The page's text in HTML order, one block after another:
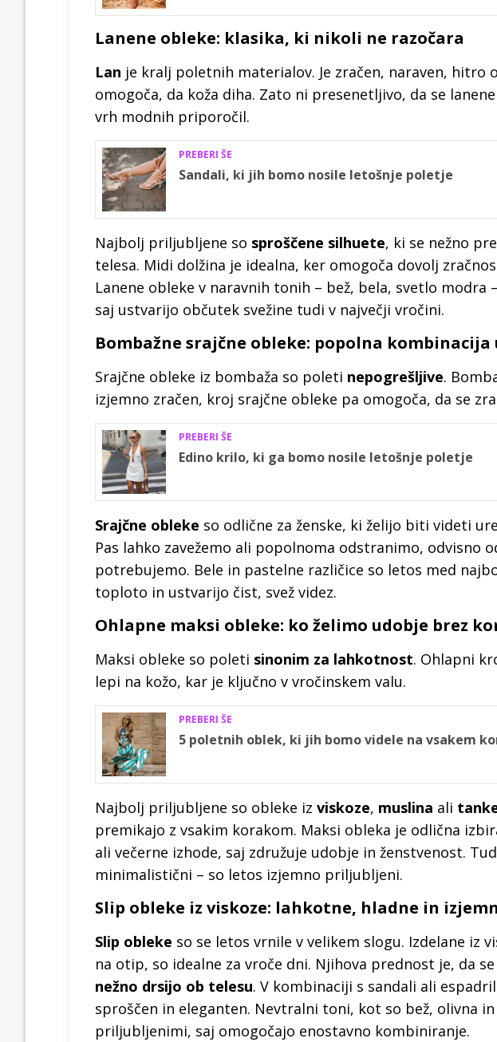
Lanene obleke: klasika, ki nikoli ne razočara
Lan je kralj poletnih materialov. Je zračen, naraven,
omogoča, da koža diha. Zato ni presenetljivo, da se
vrh modnih priporočil.
PREBERI ŠE
Sandali, ki jih bomo nosile letošnje poletje
Najbolj priljubljene so sproščene silhuete, ki se nežno
telesa. Midi dolžina je idealna, ker omogoča dovolj
Lanene obleke v naravnih tonih – bež, bela, svetlo modra
saj ustvarijo občutek svežine tudi v največji vročini.
Bombažne srajčne obleke: popolna kombinacija
Srajčne obleke iz bombaža so poleti nepogrešljive.
izjemno zračen, kroj srajčne obleke pa omogoča, da se
PREBERI ŠE
Edino krilo, ki ga bomo nosile letošnje poletje
Srajčne obleke so odlične za ženske, ki želijo biti videti
Pas lahko zavežemo ali popolnoma odstranimo, odvisno
potrebujemo. Bele in pastelne različice so letos med
toploto in ustvarijo čist, svež videz.
Ohlapne maksi obleke: ko želimo udobje brez
Maksi obleke so poleti sinonim za lahkotnost. Ohlapni
lepi na kožo, kar je ključno v vročinskem valu.
PREBERI ŠE
5 poletnih oblek, ki jih bomo videle na vsakem
Najbolj priljubljene so obleke iz viskoze, muslina ali
premikajo z vsakim korakom. Maksi obleka je odlična
ali večerne izhode, saj združuje udobje in ženstvenost.
minimalistični – so letos izjemno priljubljeni.
Slip obleke iz viskoze: lahkotne, hladne in
Slip obleke so se letos vrnile v velikem slogu. Izdelane iz
na otip, so idealne za vroče dni. Njihova prednost je, da
nežno drsijo ob telesu. V kombinaciji s sandali ali
sproščen in eleganten. Nevtralni toni, kot so bež, olivna
priljubljenimi, saj omogočajo enostavno kombiniranje.